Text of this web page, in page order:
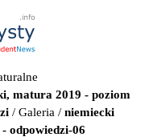
matura 2019 - poziom
/ Galeria / niemiecki
odpowiedzi-06